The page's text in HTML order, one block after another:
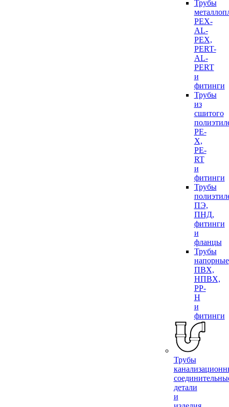
Трубы
PEX-
AL-
PEX,
PERT-
AL-
PERT
и
фитинги
Трубы
из
сшитого
PE-
X,
PE-
RT
и
фитинги
Трубы
ПЭ,
ПНД,
фитинги
и
фланцы
Трубы
напорные
ПВХ,
НПВХ,
PP-
H
и
фитинги
Трубы
детали
и